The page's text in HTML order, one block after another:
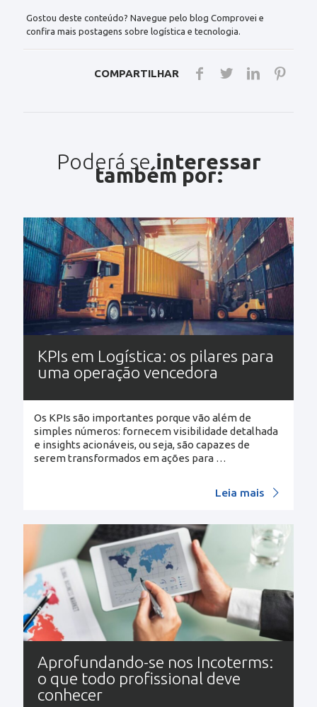
Gostou deste conteúdo? Navegue pelo blog Comprovei e
confira mais postagens sobre logística e tecnologia.
COMPARTILHAR
Poderá seinteressar
também por:
KPIs em Logística: os pilares para
uma operação vencedora
Os KPIs são importantes porque vão além de
simples números: fornecem visibilidade detalhada
e insights acionáveis, ou seja, são capazes de
serem transformados em ações para …
Leia mais
Aprofundando-se nos Incoterms:
o que todo profissional deve
conhecer